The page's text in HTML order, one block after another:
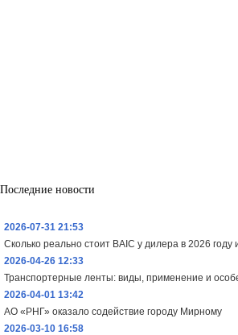
Последние новости
2026-07-31 21:53
Сколько реально стоит BAIC у дилера в 2026 году
2026-04-26 12:33
Транспортерные ленты: виды, применение и
2026-04-01 13:42
АО «РНГ» оказало содействие городу Мирному
2026-03-10 16:58